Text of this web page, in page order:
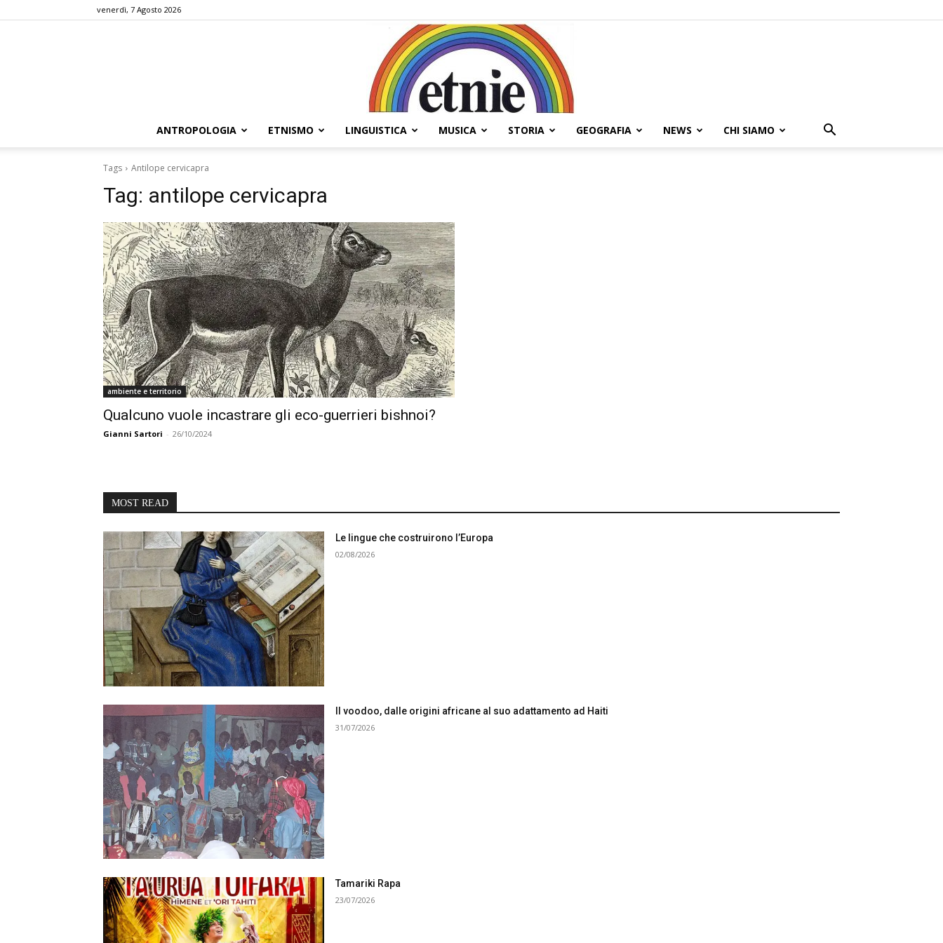
venerdì, 7 Agosto 2026
ANTROPOLOGIA ETNISMO LINGUISTICA MUSICA STORIA GEOGRAFIA NEWS CHI SIAMO
Tags Antilope cervicapra
Tag: antilope cervicapra
ambiente e territorio
Qualcuno vuole incastrare gli eco-guerrieri bishnoi?
Gianni Sartori - 26/10/2024
MOST READ
Le lingue che costruirono l’Europa
02/08/2026
Il voodoo, dalle origini africane al suo adattamento ad Haiti
31/07/2026
Tamariki Rapa
23/07/2026